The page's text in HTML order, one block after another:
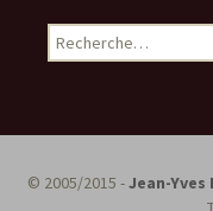
R
e
e
c
© 2005/2015 -Jean-